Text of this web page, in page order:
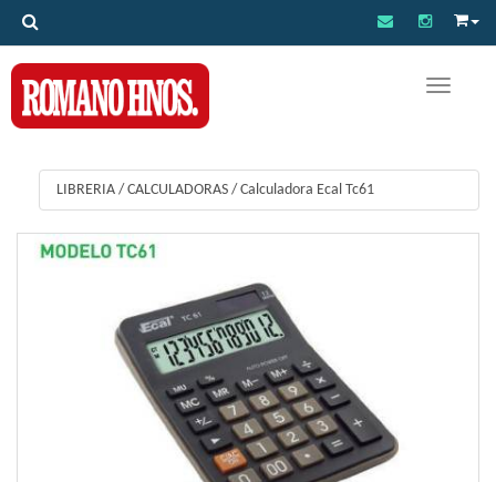
Toggle
LIBRERIA / CALCULADORAS / Calculadora Ecal Tc61